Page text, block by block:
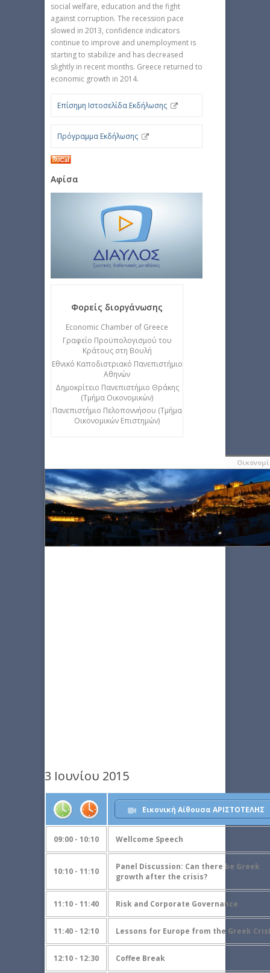
social welfare, education and the fight
against corruption. The recession pace
slowed in 2013, confidence indicators
continue to improve and unemployment is
starting to stabilize and has decreased
slightly in recent months. Greece returned to
economic growth in 2014.
Επίσημη Ιστοσελίδα Εκδήλωσης
Πρόγραμμα Εκδήλωσης
Αφίσα
Φορείς διοργάνωσης
Εconomic Chamber of Greece
Γραφείο Προϋπολογισμού του
Κράτους στη Βουλή
Εθνικό Καποδιστριακό Πανεπιστήμιο
Αθηνών
Δημοκρίτειο Πανεπιστήμιο Θράκης
(Τμήμα Οικονομικών)
Πανεπιστήμιο Πελοποννήσου (Τμήμα
Οικονομικών Επιστημών)
3 Ιουνίου 2015
Εικονική Αίθουσα ΑΡΙΣΤΟΤΕΛΗΣ
09:00 - 10:10 Wellcome Speech
10:10 - 11:10
Panel Discussion: Can there be Greek
growth after the crisis?
11:10 - 11:40 Risk and Corporate Governance
11:40 - 12:10 Lessons for Europe from the Greek
12:10 - 12:30 Coffee Break